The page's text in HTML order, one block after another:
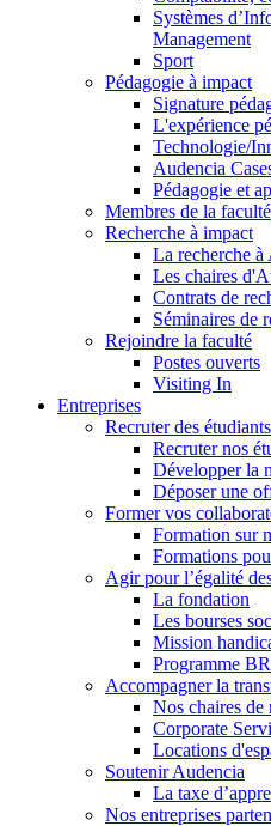
Systèmes
Management
Sport
Pédagogie à impact
Signature
L'expérience
Technologie/
Audencia
Pédagogie et
Membres de la faculté
Recherche à impact
La recherche à
Les chaires
Contrats de
Séminaires de
Rejoindre la faculté
Postes ouverts
Visiting In
Entreprises
Recruter des
Recruter nos
Développer la
Déposer une
Former vos
Formation sur
Formations
Agir pour l’égalité
La fondation
Les bourses
Mission
Programme
Accompagner la
Nos chaires de
Corporate
Locations
Soutenir Audencia
La taxe
Nos entreprises